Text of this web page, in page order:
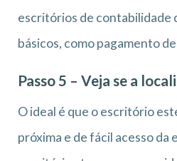
escritórios de contabilidade
básicos, como pagamento
Passo 5 – Veja se a
O ideal é que o escritório
próxima e de fácil acesso da